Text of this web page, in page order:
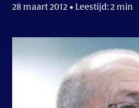
28 maart 2012 • Leestijd: 2 min